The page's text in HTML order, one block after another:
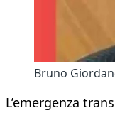
Bruno
L’emergenza